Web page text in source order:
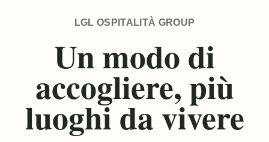
LGL OSPITALITÀ GROUP
Un modo di
accogliere, più
luoghi da vivere